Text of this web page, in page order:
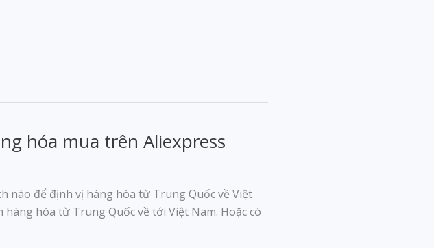
hóa mua trên Aliexpress
nào để định vị hàng hóa từ Trung Quốc về Việt
hóa từ Trung Quốc về tới Việt Nam. Hoặc có